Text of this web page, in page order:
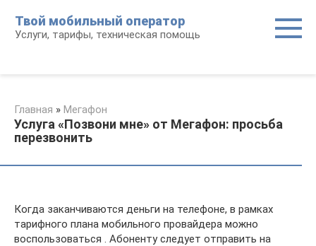
контенту
Твой мобильный оператор
Услуги, тарифы, техническая помощь
Главная » Мегафон
Услуга «Позвони мне» от Мегафон: просьба
перезвонить
Когда заканчиваются деньги на телефоне, в рамках
тарифного плана мобильного провайдера можно
воспользоваться . Абоненту следует отправить на